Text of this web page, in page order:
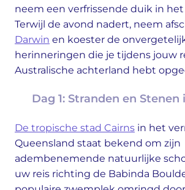
neem een verfrissende duik in
Terwijl de avond nadert, neem
Darwin en koester de
herinneringen die je tijdens jouw
Australische achterland hebt
Dag 1: Stranden en Stenen
De tropische stad Cairns in het
Queensland staat bekend om zijn
adembenemende natuurlijke
uw reis richting de Babinda